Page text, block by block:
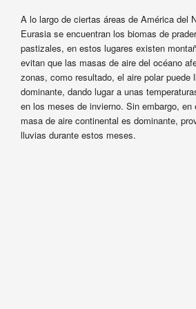
A lo largo de ciertas áreas de América del
Eurasia se encuentran los biomas de
pastizales, en estos lugares existen
evitan que las masas de aire del océano
zonas, como resultado, el aire polar puede
dominante, dando lugar a unas
en los meses de invierno. Sin embargo, en
masa de aire continental es dominante,
lluvias durante estos meses.